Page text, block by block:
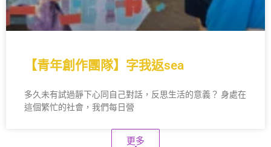
【青年創作團隊】字我返sea
多久未有試過靜下心同自己對話，反思生活的意義？ 身處在
這個繁忙的社會，我們每日營
更多